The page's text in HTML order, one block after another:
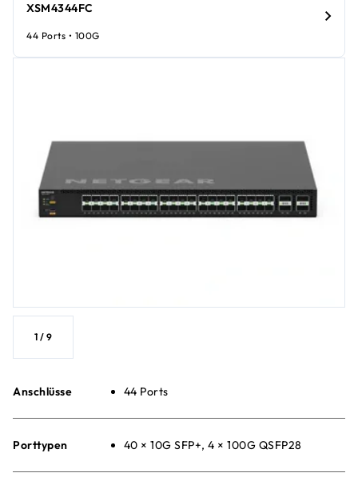
1 / 9
Anschlüsse 44 Ports
Porttypen 40 × 10G SFP+, 4 × 100G QSFP28
XSM4344FC
44 Ports • 100G